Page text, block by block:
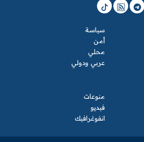
سياسة
أمن
محلي
عربي ودولي
منوعات
فيديو
انفوغرافيك